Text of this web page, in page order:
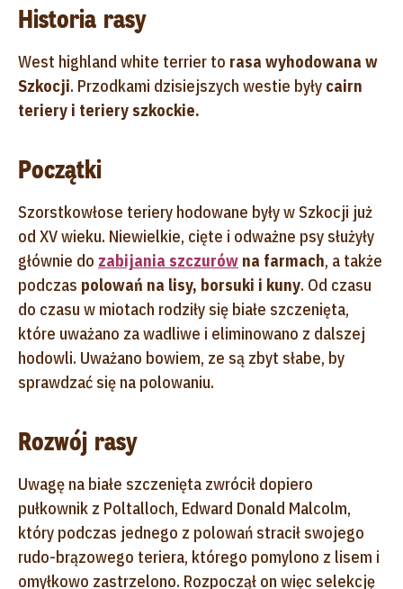
Historia rasy
West highland white terrier to rasa wyhodowana w
Szkocji. Przodkami dzisiejszych westie były cairn
teriery i teriery szkockie.
Początki
Szorstkowłose teriery hodowane były w Szkocji już
od XV wieku. Niewielkie, cięte i odważne psy służyły
głównie do zabijania szczurów na farmach, a także
podczas polowań na lisy, borsuki i kuny. Od czasu
do czasu w miotach rodziły się białe szczenięta,
które uważano za wadliwe i eliminowano z dalszej
hodowli. Uważano bowiem, ze są zbyt słabe, by
sprawdzać się na polowaniu.
Rozwój rasy
Uwagę na białe szczenięta zwrócił dopiero
pułkownik z Poltalloch, Edward Donald Malcolm,
który podczas jednego z polowań stracił swojego
rudo-brązowego teriera, którego pomylono z lisem i
omyłkowo zastrzelono. Rozpoczął on więc selekcję